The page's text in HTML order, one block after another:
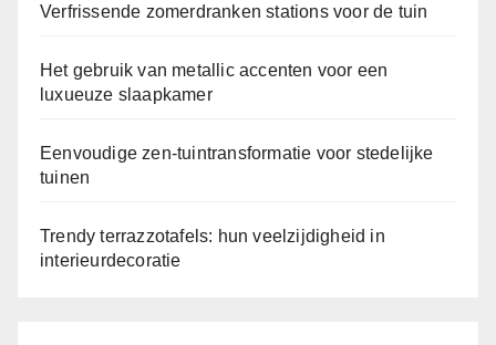
Verfrissende zomerdranken stations voor de tuin
Het gebruik van metallic accenten voor een
luxueuze slaapkamer
Eenvoudige zen-tuintransformatie voor stedelijke
tuinen
Trendy terrazzotafels: hun veelzijdigheid in
interieurdecoratie